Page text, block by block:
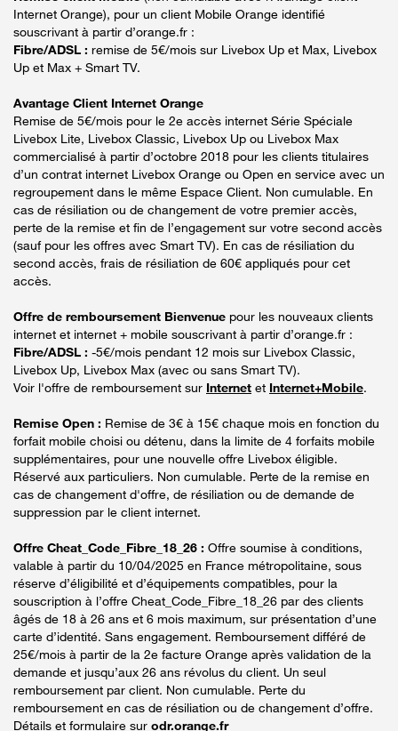
Internet Orange), pour un client Mobile Orange identifié
souscrivant à partir d’orange.fr :
Fibre/ADSL : remise de 5€/mois sur Livebox Up et Max, Livebox
Up et Max + Smart TV.
Avantage Client Internet Orange
Remise de 5€/mois pour le 2e accès internet Série Spéciale
Livebox Lite, Livebox Classic, Livebox Up ou Livebox Max
commercialisé à partir d’octobre 2018 pour les clients titulaires
d’un contrat internet Livebox Orange ou Open en service avec un
regroupement dans le même Espace Client. Non cumulable. En
cas de résiliation ou de changement de votre premier accès,
perte de la remise et fin de l’engagement sur votre second accès
(sauf pour les offres avec Smart TV). En cas de résiliation du
second accès, frais de résiliation de 60€ appliqués pour cet
accès.
Offre de remboursement Bienvenue pour les nouveaux clients
internet et internet + mobile souscrivant à partir d’orange.fr :
Fibre/ADSL : -5€/mois pendant 12 mois sur Livebox Classic,
Livebox Up, Livebox Max (avec ou sans Smart TV).
Voir l'offre de remboursement sur Internet et Internet+Mobile.
Remise Open : Remise de 3€ à 15€ chaque mois en fonction du
forfait mobile choisi ou détenu, dans la limite de 4 forfaits mobile
supplémentaires, pour une nouvelle offre Livebox éligible.
Réservé aux particuliers. Non cumulable. Perte de la remise en
cas de changement d'offre, de résiliation ou de demande de
suppression par le client internet.
Offre Cheat_Code_Fibre_18_26 : Offre soumise à conditions,
valable à partir du 10/04/2025 en France métropolitaine, sous
réserve d’éligibilité et d’équipements compatibles, pour la
souscription à l’offre Cheat_Code_Fibre_18_26 par des clients
âgés de 18 à 26 ans et 6 mois maximum, sur présentation d’une
carte d’identité. Sans engagement. Remboursement différé de
25€/mois à partir de la 2e facture Orange après validation de la
demande et jusqu’aux 26 ans révolus du client. Un seul
remboursement par client. Non cumulable. Perte du
remboursement en cas de résiliation ou de changement d’offre.
Détails et formulaire sur odr.orange.fr